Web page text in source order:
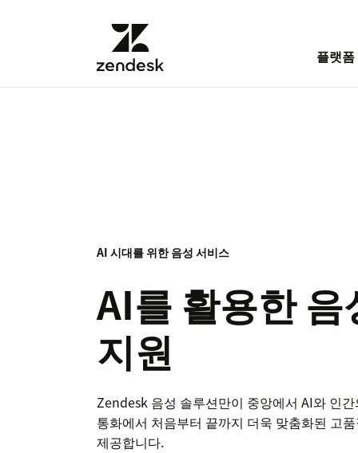
플랫폼
AI 시대를 위한 음성 서비스
AI를 활용한 음
지원
Zendesk 음성 솔루션만이 중앙에서 AI와 인
통화에서 처음부터 끝까지 더욱 맞춤화된 고
제공합니다.